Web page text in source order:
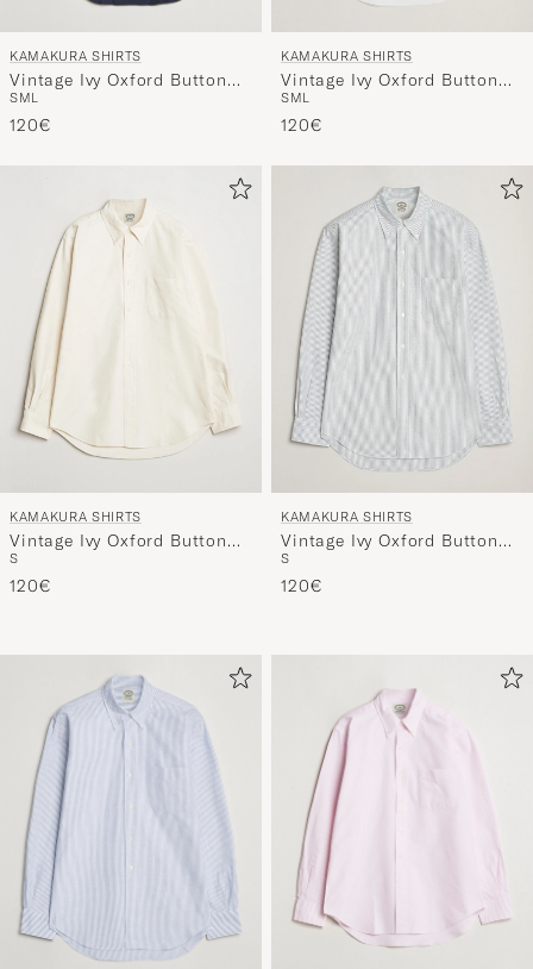
KAMAKURA SHIRTS
Vintage Ivy Oxford Button
Down Shirt Navy
SML
120€
KAMAKURA SHIRTS
Vintage Ivy Oxford Button
Down Shirt White
SML
120€
KAMAKURA SHIRTS
Vintage Ivy Oxford Button
Down Shirt Beige
S
120€
KAMAKURA SHIRTS
Vintage Ivy Oxford Button
Down Shirt Green Stripe
S
120€